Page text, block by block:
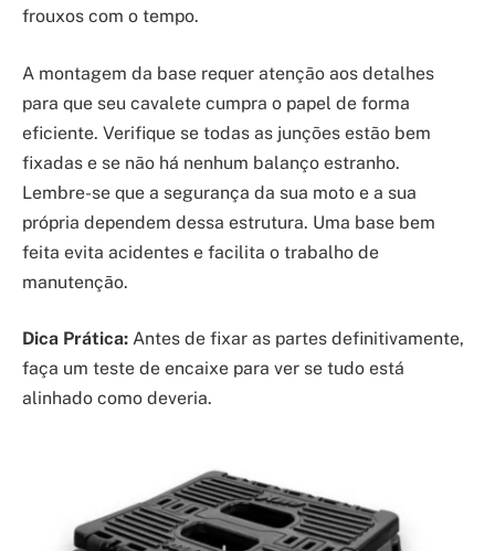
frouxos com o tempo.
A montagem da base requer atenção aos detalhes
para que seu cavalete cumpra o papel de forma
eficiente. Verifique se todas as junções estão bem
fixadas e se não há nenhum balanço estranho.
Lembre-se que a segurança da sua moto e a sua
própria dependem dessa estrutura. Uma base bem
feita evita acidentes e facilita o trabalho de
manutenção.
Dica Prática: Antes de fixar as partes definitivamente,
faça um teste de encaixe para ver se tudo está
alinhado como deveria.